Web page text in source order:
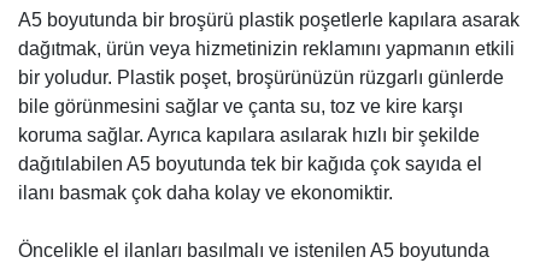
A5 boyutunda bir broşürü plastik poşetlerle kapılara asarak
dağıtmak, ürün veya hizmetinizin reklamını yapmanın etkili
bir yoludur. Plastik poşet, broşürünüzün rüzgarlı günlerde
bile görünmesini sağlar ve çanta su, toz ve kire karşı
koruma sağlar. Ayrıca kapılara asılarak hızlı bir şekilde
dağıtılabilen A5 boyutunda tek bir kağıda çok sayıda el
ilanı basmak çok daha kolay ve ekonomiktir.
Öncelikle el ilanları basılmalı ve istenilen A5 boyutunda